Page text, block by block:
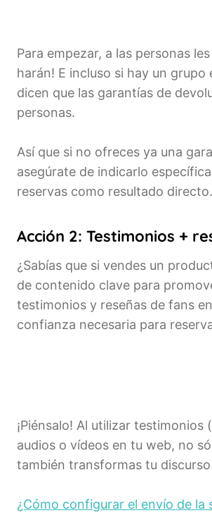
Para empezar, a las personas
harán! E incluso si hay un
dicen que las garantías de
personas.
Así que si no ofreces ya una
asegúrate de indicarlo
reservas como resultado directo.
Acción 2: Testimonios +
¿Sabías que si vendes un
de contenido clave para
testimonios y reseñas de fans
confianza necesaria para
¡Piénsalo! Al utilizar
audios o vídeos en tu web, no
también transformas tu
¿Cómo configurar el envío de